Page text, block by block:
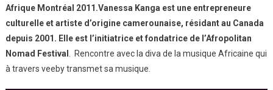
Afrique Montréal 2011.Vanessa Kanga est une entrepreneure
culturelle et artiste d’origine camerounaise, résidant au Canada
depuis 2001. Elle est l’initiatrice et fondatrice de l’Afropolitan
Nomad Festival
. Rencontre avec la diva de la musique Africaine qui
à travers veeby transmet sa musique.